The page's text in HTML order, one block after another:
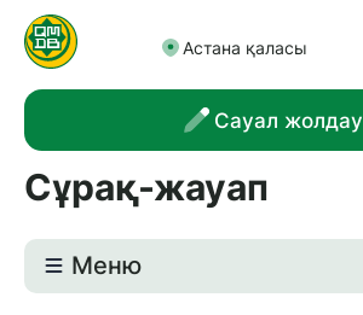
Астана қаласы
Сауал жолдау
Сұрақ-жауап
Meню